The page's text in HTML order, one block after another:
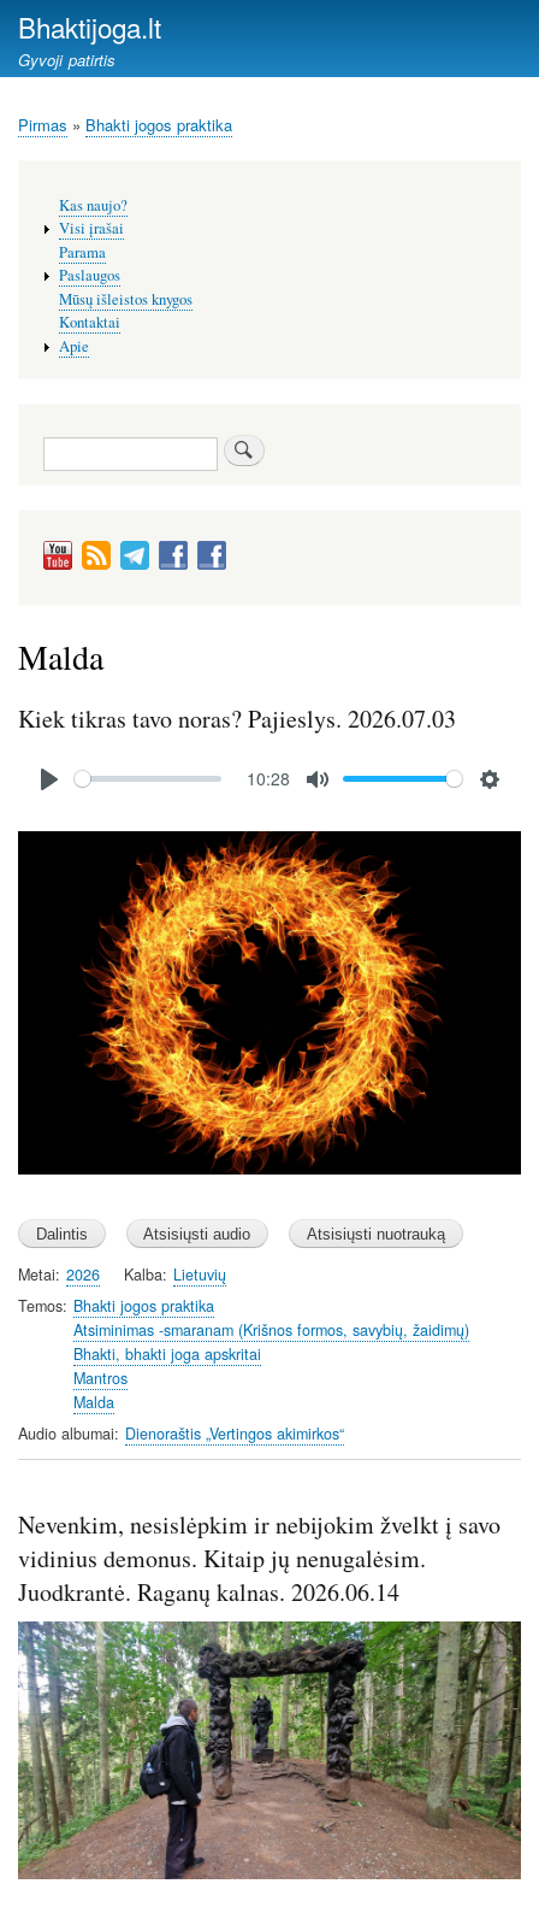
Bhaktijoga.lt
Gyvoji patirtis
Kelias
Pirmas Bhakti jogos praktika
Malda
Kiek tikras tavo noras? Pajieslys. 2026.07.03
l
10:28
u
t
e
e
Metai 2026 Kalba Lietuvių
Temos Bhakti jogos praktika
Atsiminimas -smaranam (Krišnos formos, savybių, žaidimų)
Bhakti, bhakti joga apskritai
Mantros
Malda
Audio albumai
Dienoraštis „Vertingos akimirkos“
Nevenkim, nesislėpkim ir nebijokim žvelkt į savo
vidinius demonus. Kitaip jų nenugalėsim.
Juodkrantė. Raganų kalnas. 2026.06.14
Image
meniu
Kas naujo?
Visi įrašai
Parama
Paslaugos
Mūsų išleistos knygos
Kontaktai
Apie
Paieška